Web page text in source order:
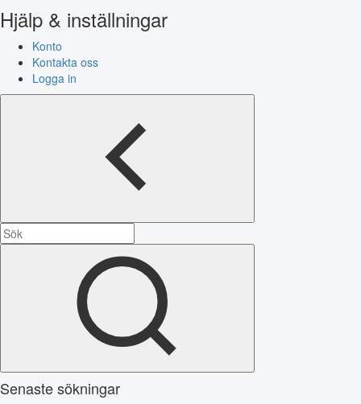
Hjälp & inställningar
Konto
Kontakta oss
Logga in
Senaste sökningar